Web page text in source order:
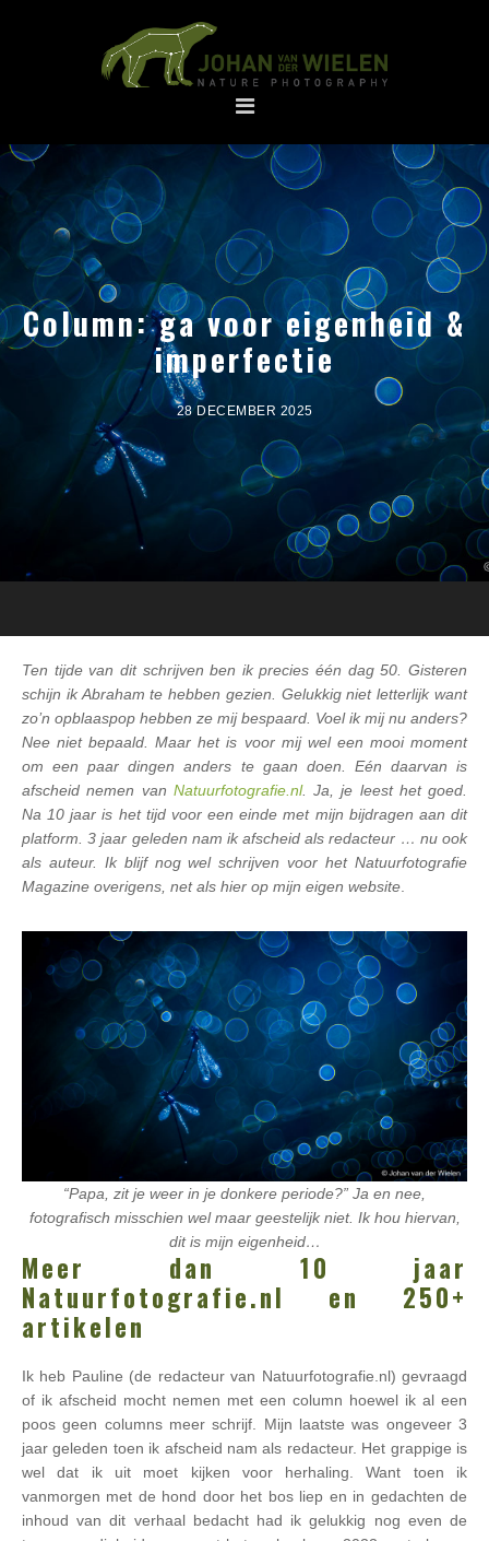
Column: ga voor eigenheid &
imperfectie
28 DECEMBER 2025
Ten tijde van dit schrijven ben ik precies één dag 50. Gisteren
schijn ik Abraham te hebben gezien. Gelukkig niet letterlijk want
zo’n opblaaspop hebben ze mij bespaard. Voel ik mij nu anders?
Nee niet bepaald. Maar het is voor mij wel een mooi moment
om een paar dingen anders te gaan doen. Eén daarvan is
afscheid nemen van Natuurfotografie.nl. Ja, je leest het goed.
Na 10 jaar is het tijd voor een einde met mijn bijdragen aan dit
platform. 3 jaar geleden nam ik afscheid als redacteur … nu ook
als auteur. Ik blijf nog wel schrijven voor het Natuurfotografie
Magazine overigens, net als hier op mijn eigen website
“Papa, zit je weer in je donkere periode?” Ja en nee,
fotografisch misschien wel maar geestelijk niet. Ik hou hiervan,
dit is mijn eigenheid…
Meer dan 10 jaar
Natuurfotografie.nl en 250+
artikelen
Ik heb Pauline (de redacteur van Natuurfotografie.nl) gevraagd
of ik afscheid mocht nemen met een column hoewel ik al een
poos geen columns meer schrijf. Mijn laatste was ongeveer 3
jaar geleden toen ik afscheid nam als redacteur. Het grappige is
wel dat ik uit moet kijken voor herhaling. Want toen ik
vanmorgen met de hond door het bos liep en in gedachten de
inhoud van dit verhaal bedacht had ik gelukkig nog even de